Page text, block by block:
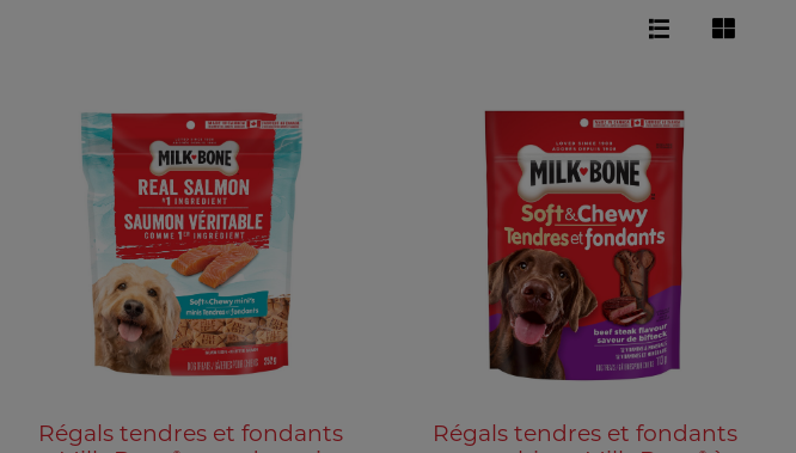
Régals tendres et fondants
Régals tendres et fondants